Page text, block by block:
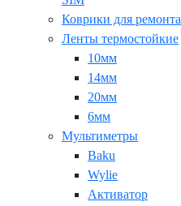
Коврики для ремонта
Ленты термостойкие
10мм
14мм
20мм
6мм
Мультиметры
Baku
Wylie
Активатор